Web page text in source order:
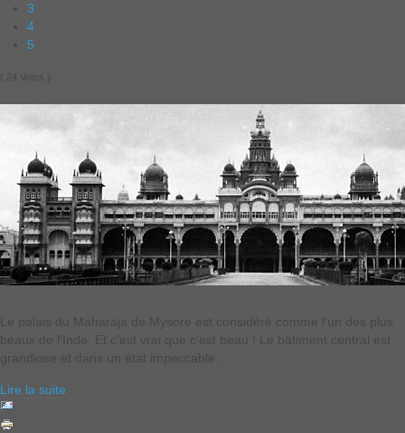
3
4
5
( 24 Votes )
Le palais du Maharaja de Mysore est considéré comme l'un des plus
beaux de l'Inde. Et c'est vrai que c'est beau ! Le bâtiment central est
grandiose et dans un état impeccable.
Lire la suite